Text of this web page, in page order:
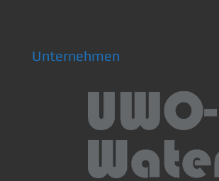
Unternehmen